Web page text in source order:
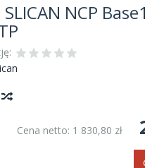
NCP
Cena netto: 1 830,80 zł